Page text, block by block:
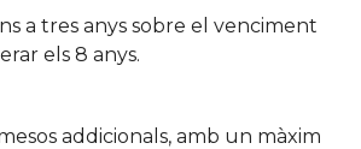
a tres anys sobre el venciment
els 8 anys.
addicionals, amb un màxim